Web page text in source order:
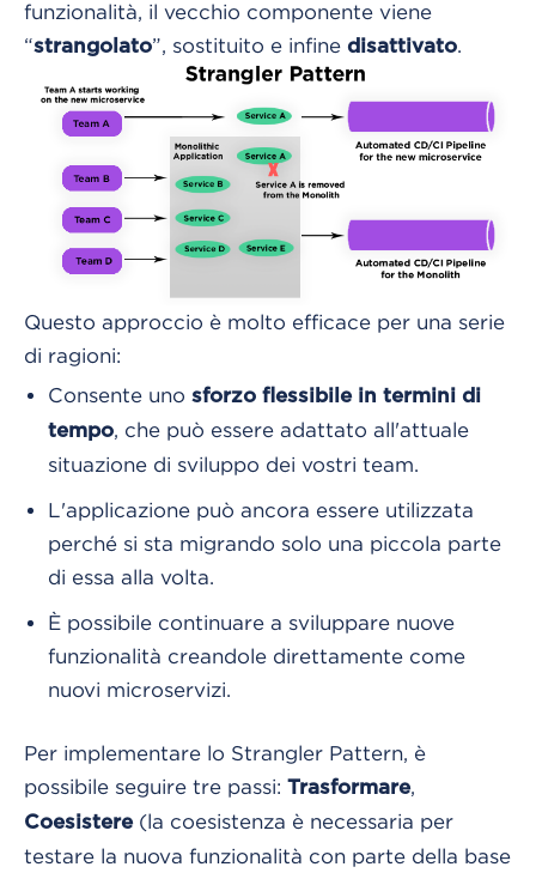
funzionalità, il vecchio componente viene
“strangolato”, sostituito e infine disattivato.
Questo approccio è molto efficace per una serie
di ragioni:
Consente uno sforzo flessibile in termini di
tempo, che può essere adattato all'attuale
situazione di sviluppo dei vostri team.
L'applicazione può ancora essere utilizzata
perché si sta migrando solo una piccola parte
di essa alla volta.
È possibile continuare a sviluppare nuove
funzionalità creandole direttamente come
nuovi microservizi.
Per implementare lo Strangler Pattern, è
possibile seguire tre passi: Trasformare,
Coesistere(la coesistenza è necessaria per
testare la nuova funzionalità con parte della base